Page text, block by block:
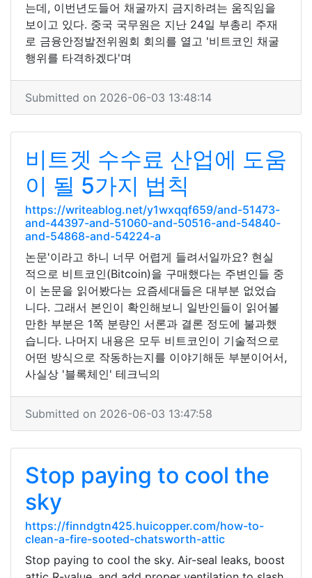
는데, 이번년도들어 채굴까지 금지하려는 움직임을
보이고 있다. 중국 국무원은 지난 24일 부총리 주재
로 금융안정발전위원회 회의를 열고 '비트코인 채굴
행위를 타격하겠다'며
Submitted on 2026-06-03 13:48:14
비트겟 수수료 산업에 도움
이 될 5가지 법칙
https://writeablog.net/y1wxqqf659/and-51473-
and-44397-and-51060-and-50516-and-54840-
and-54868-and-54224-a
논문'이라고 하니 너무 어렵게 들려서일까요? 현실
적으로 비트코인(Bitcoin)을 구매했다는 주변인들 중
이 논문을 읽어봤다는 요즘세대들은 대부분 없었습
니다. 그래서 본인이 확인해보니 일반인들이 읽어볼
만한 부분은 1쪽 분량인 서론과 결론 정도에 불과했
습니다. 나머지 내용은 모두 비트코인이 기술적으로
어떤 방식으로 작동하는지를 이야기해둔 부분이어서,
사실상 '블록체인' 테크닉의
Submitted on 2026-06-03 13:47:58
Stop paying to cool the
sky
https://finndgtn425.huicopper.com/how-to-
clean-a-fire-sooted-chatsworth-attic
Stop paying to cool the sky. Air-seal leaks, boost